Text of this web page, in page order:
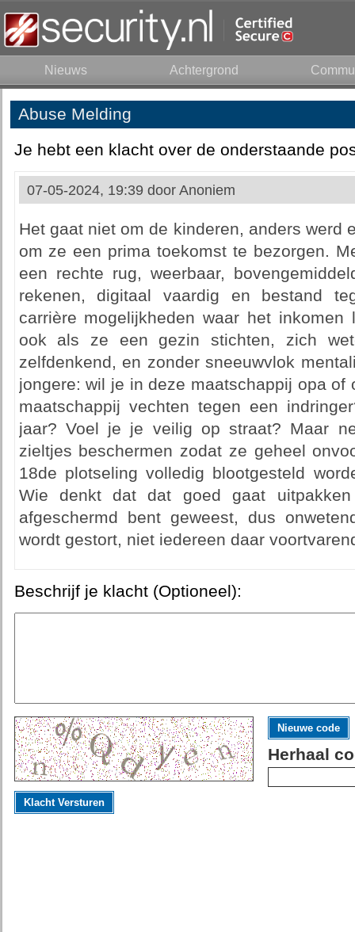
Nieuws Achtergrond
Abuse Melding
Je hebt een klacht over de onderstaande
07-05-2024, 19:39 door Anoniem
Het gaat niet om de kinderen, anders werd
om ze een prima toekomst te bezorgen.
een rechte rug, weerbaar,
rekenen, digitaal vaardig en bestand
carrière mogelijkheden waar het
ook als ze een gezin stichten, zich
zelfdenkend, en zonder sneeuwvlok
jongere: wil je in deze maatschappij opa of
maatschappij vechten tegen een
jaar? Voel je je veilig op straat? Maar
zieltjes beschermen zodat ze geheel
18de plotseling volledig blootgesteld
Wie denkt dat dat goed gaat
afgeschermd bent geweest, dus
wordt gestort, niet iedereen daar
Beschrijf je klacht (Optioneel):
Nieuwe code
Herhaal
Klacht Versturen